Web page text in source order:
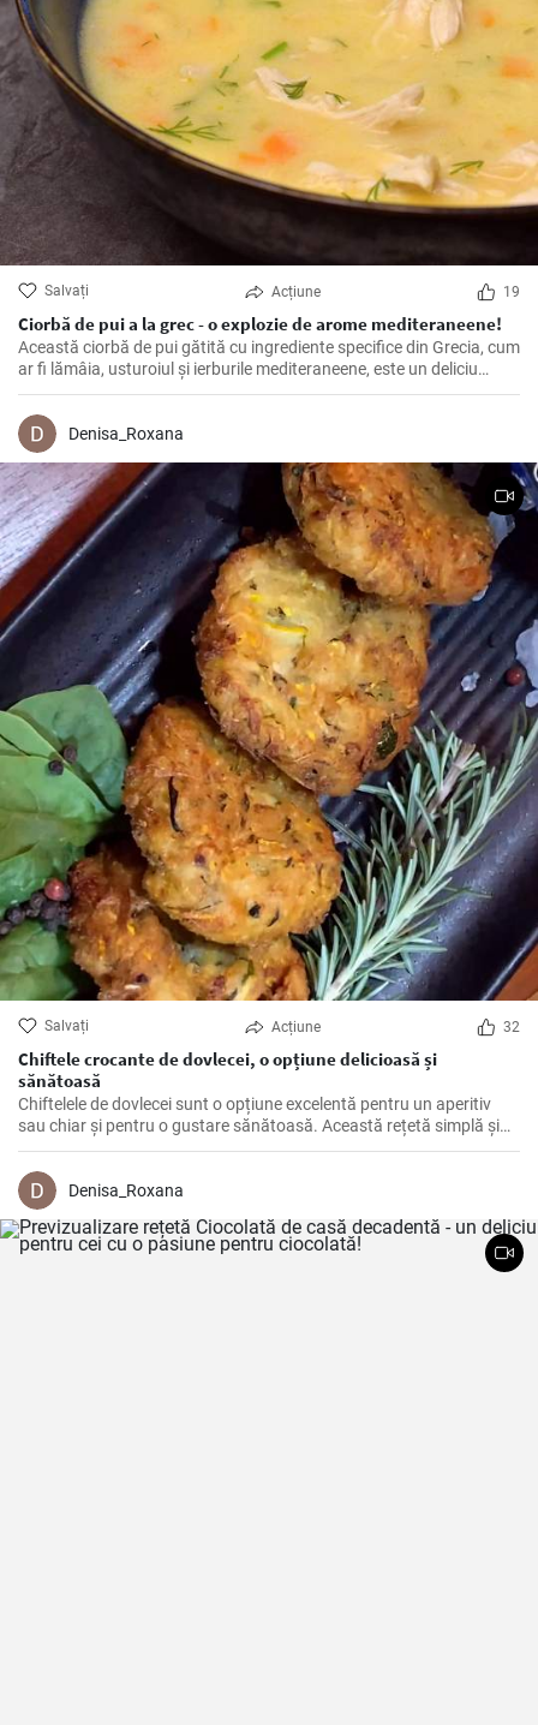
Salvați Acțiune 19
Ciorbă de pui a la grec - o explozie de arome mediteraneene!
Această ciorbă de pui gătită cu ingrediente specifice din Grecia, cum
ar fi lămâia, usturoiul și ierburile mediteraneene, este un deliciu
pentru simțurile tale. Este o combinație perfectă de gust și
sănătate, cu o consistență ușoară și un gust minunat.
Denisa_Roxana
Salvați Acțiune 32
Chiftele crocante de dovlecei, o opțiune delicioasă și
sănătoasă
Chiftelele de dovlecei sunt o opțiune excelentă pentru un aperitiv
sau chiar și pentru o gustare sănătoasă. Această rețetă simplă și
rapidă folosește dovlecei răzuți și condimente aromate pentru a
crea niște chiftele crocante și pline de gust.
Denisa_Roxana